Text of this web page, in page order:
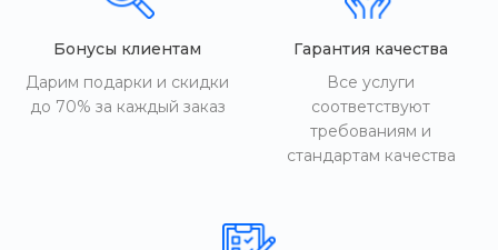
Бонусы клиентам
Дарим подарки и скидки
до 70% за каждый заказ
Гарантия качества
Все услуги
соответствуют
требованиям и
стандартам качества